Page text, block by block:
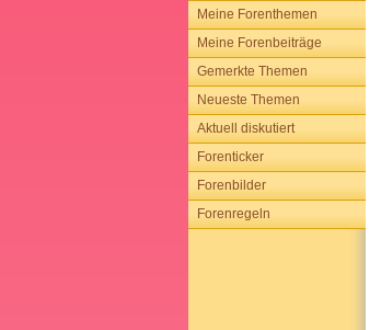
Meine Forenthemen
Meine Forenbeiträge
Gemerkte Themen
Neueste Themen
Aktuell diskutiert
Forenticker
Forenbilder
Forenregeln